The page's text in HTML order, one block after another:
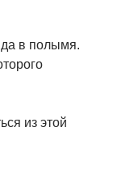
да в полымя.
из этой